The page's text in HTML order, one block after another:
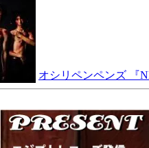
オシリペンペンズ 『